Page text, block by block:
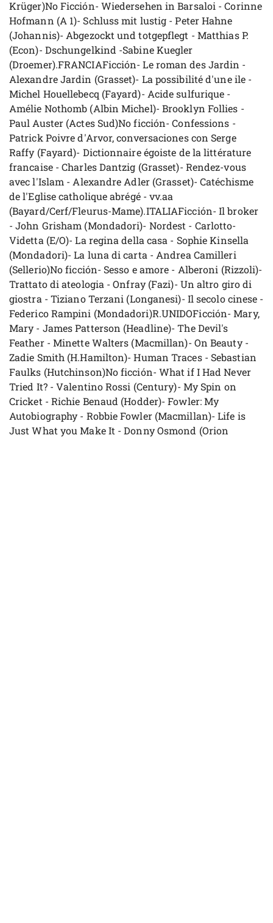
Krüger)No Ficción- Wiedersehen in Barsaloi - Corinne
Hofmann (A 1)- Schluss mit lustig - Peter Hahne
(Johannis)- Abgezockt und totgepflegt - Matthias P.
(Econ)- Dschungelkind -Sabine Kuegler
(Droemer).FRANCIAFicción- Le roman des Jardin -
Alexandre Jardin (Grasset)- La possibilité d'une ile -
Michel Houellebecq (Fayard)- Acide sulfurique -
Amélie Nothomb (Albin Michel)- Brooklyn Follies -
Paul Auster (Actes Sud)No ficción- Confessions -
Patrick Poivre d'Arvor, conversaciones con Serge
Raffy (Fayard)- Dictionnaire égoiste de la littérature
francaise - Charles Dantzig (Grasset)- Rendez-vous
avec l'Islam - Alexandre Adler (Grasset)- Catéchisme
de l'Eglise catholique abrégé - vv.aa
(Bayard/Cerf/Fleurus-Mame).ITALIAFicción- Il broker
- John Grisham (Mondadori)- Nordest - Carlotto-
Videtta (E/O)- La regina della casa - Sophie Kinsella
(Mondadori)- La luna di carta - Andrea Camilleri
(Sellerio)No ficción- Sesso e amore - Alberoni (Rizzoli)-
Trattato di ateologia - Onfray (Fazi)- Un altro giro di
giostra - Tiziano Terzani (Longanesi)- Il secolo cinese -
Federico Rampini (Mondadori)R.UNIDOFicción- Mary,
Mary - James Patterson (Headline)- The Devil's
Feather - Minette Walters (Macmillan)- On Beauty -
Zadie Smith (H.Hamilton)- Human Traces - Sebastian
Faulks (Hutchinson)No ficción- What if I Had Never
Tried It? - Valentino Rossi (Century)- My Spin on
Cricket - Richie Benaud (Hodder)- Fowler: My
Autobiography - Robbie Fowler (Macmillan)- Life is
Just What you Make It - Donny Osmond (Orion